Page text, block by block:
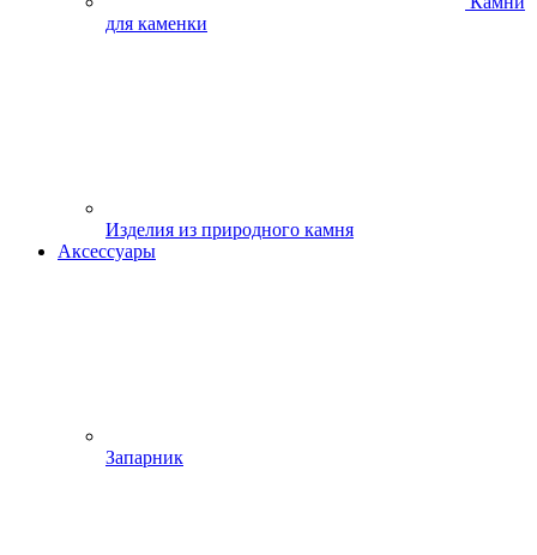
для каменки
Изделия из природного камня
Аксессуары
Запарник